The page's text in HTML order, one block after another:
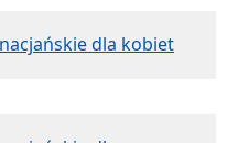
dla kobiet